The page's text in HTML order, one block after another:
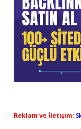
Reklam ve İletişim: